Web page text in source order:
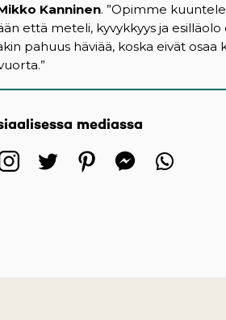
Kanninen. ”Opimme
että meteli, kyvykkyys ja
pahuus häviää, koska eivät
mediassa
in a new
(opens in a new
(opens in a